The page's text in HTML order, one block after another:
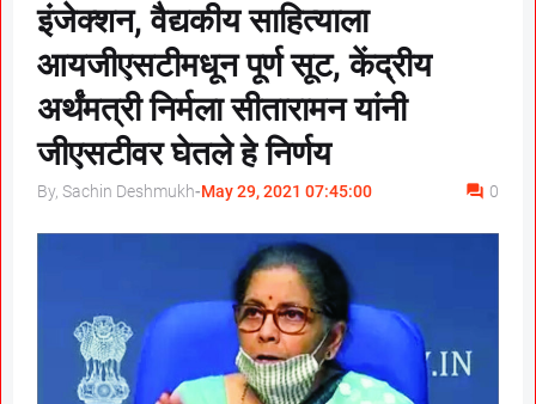
इंजेक्शन, वैद्यकीय साहित्याला
आयजीएसटीमधून पूर्ण सूट, केंद्रीय
अर्थंमत्री निर्मला सीतारामन यांनी
जीएसटीवर घेतले हे निर्णय
By, Sachin Deshmukh-May 29, 2021 07:45:00 0